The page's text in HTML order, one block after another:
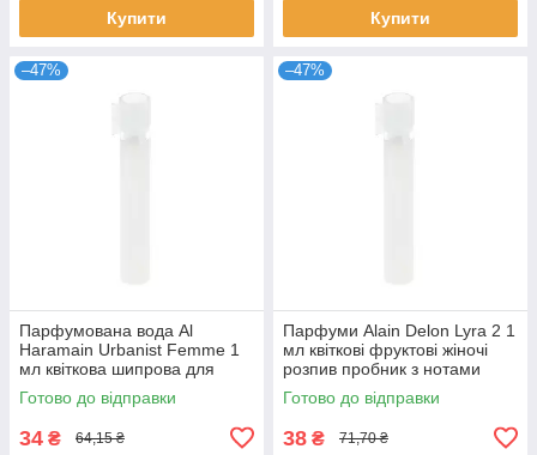
Купити Купити
–47%
Парфумована вода Al
Haramain Urbanist Femme 1
мл квіткова шипрова для
жінок розпив пробник Аль
Харамейн
Готово до відправки
34 ₴ 64,15 ₴
–47%
Парфуми Alain Delon Lyra 2 1
мл квіткові фруктові жіночі
розпив пробник з нотами
ванілі Ален Делон
Готово до відправки
38 ₴ 71,70 ₴